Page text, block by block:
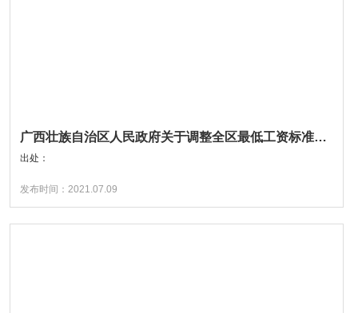
广西壮族自治区人民政府关于调整全区最低工资标准的通知
出处：
发布时间：2021.07.09